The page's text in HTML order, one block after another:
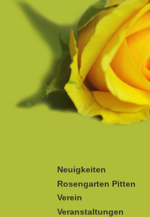
Direkt zum Inhalt
Neuigkeiten
Rosengarten Pitten
Verein
Veranstaltungen